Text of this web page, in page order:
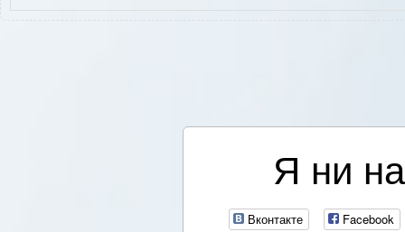
Я ни
Вконтакте Facebook